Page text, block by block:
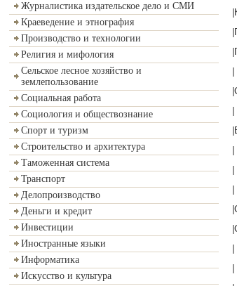
Журналистика издательское дело и СМИ
Краеведение и этнография
Производство и технологии
Религия и мифология
Сельское лесное хозяйство и
землепользование
Социальная работа
Социология и обществознание
Спорт и туризм
Строительство и архитектура
Таможенная система
Транспорт
Делопроизводство
Деньги и кредит
Инвестиции
Иностранные языки
Информатика
Искусство и культура